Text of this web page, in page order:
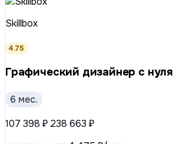
Skillbox
4.75
Графический дизайнер с нуля
6 мес.
107 398 ₽ 238 663 ₽